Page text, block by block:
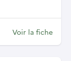
Voir la fiche